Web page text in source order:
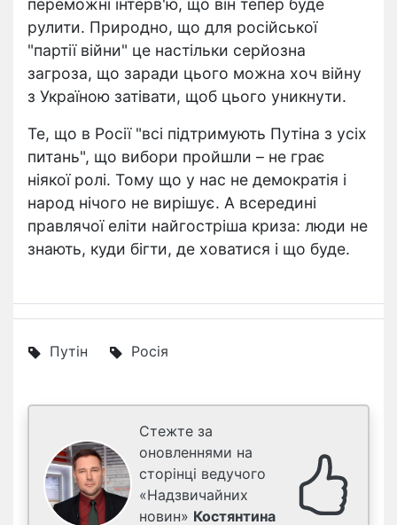
переможні інтерв'ю, що він тепер буде
рулити. Природно, що для російської
"партії війни" це настільки серйозна
загроза, що заради цього можна хоч війну
з Україною затівати, щоб цього уникнути.
Те, що в Росії "всі підтримують Путіна з усіх
питань", що вибори пройшли – не грає
ніякої ролі. Тому що у нас не демократія і
народ нічого не вирішує. А всередині
правлячої еліти найгостріша криза: люди не
знають, куди бігти, де ховатися і що буде.
Путін Росія
Стежте за
оновленнями на
сторінці ведучого
«Надзвичайних
новин» Костянтина